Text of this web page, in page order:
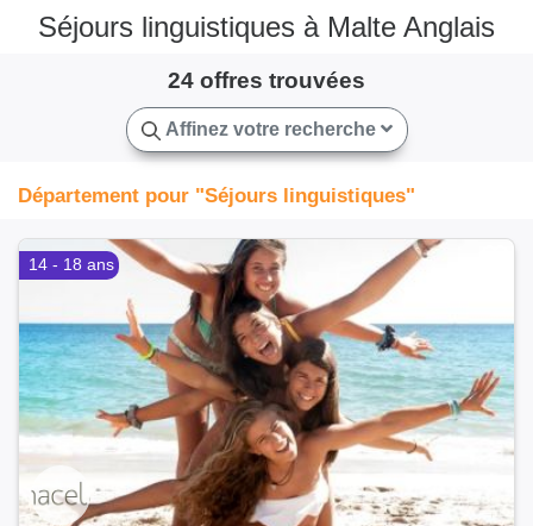
Séjours linguistiques à Malte Anglais
24 offres trouvées
Affinez votre recherche
Département pour "Séjours linguistiques"
14 - 18 ans